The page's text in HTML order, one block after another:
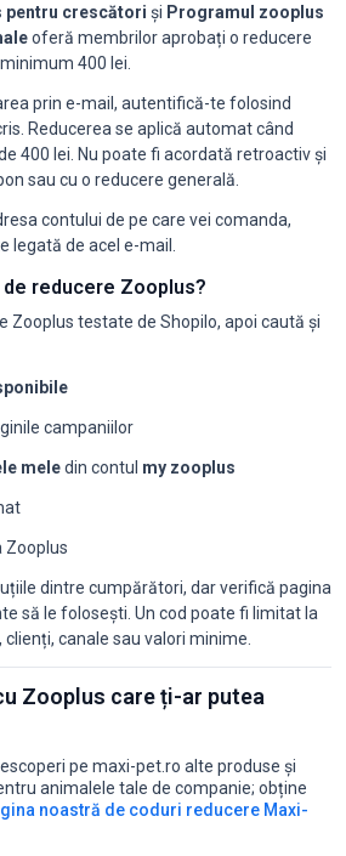
pentru crescători și Programul zooplus
oferă membrilor aprobați o reducere
400 lei.
prin e-mail, autentifică-te folosind
Reducerea se aplică automat când
400 lei. Nu poate fi acordată retroactiv și
sau cu o reducere generală.
contului de pe care vei comanda,
legată de acel e-mail.
reducere Zooplus?
Zooplus testate de Shopilo, apoi caută și
campaniilor
meledin contul my zooplus
Zooplus
dintre cumpărători, dar verifică pagina
să le folosești. Un cod poate fi limitat la
canale sau valori minime.
Zooplus care ți-ar putea
pe maxi-pet.ro alte produse și
animalele tale de companie; obține
noastră de coduri reducere Maxi-